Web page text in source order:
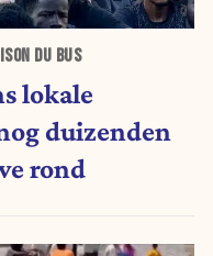
DU BUS
lokale
duizenden
rond